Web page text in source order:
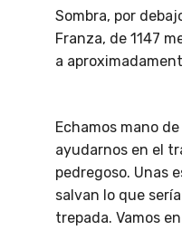
Sombra, por
Franza, de 1147
a
Echamos mano
ayudarnos en el
pedregoso. Unas
salvan lo que
trepada. Vamos